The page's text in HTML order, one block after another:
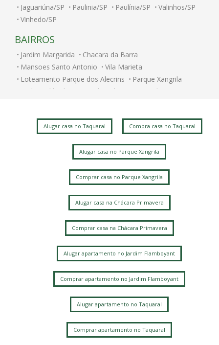
Jaguariúna/SP
Paulinia/SP Paulínia/SP
Valinhos/SP
Vinhedo/SP
BAIRROS
Jardim Margarida
Chacara da Barra
Mansoes Santo Antonio
Vila Marieta
Loteamento Parque dos Alecrins
Parque Xangrila
Jardim Nilópolis
Caminhos de San Conrado (Sousas)
Cidade Universitária
Parque das Flores
Loteamento Santa Ana do Atibaia (Sousas)
Loteamento Residencial Pedra Alta (Sousas)
Bairro das Palmeiras
Loteamento Alphaville Campinas
Jardim Chapadão
Fazenda Santa Cândida
Loteamento Caminhos de São Conrado (Sousas)
Ville Sainte Hélène
Vila Mimosa
Jardim Chapadao
Jardim Pauliceia
Vila Rossi Borghi e Siqueira
Barao Geraldo
Jardim Proença
Jardim das Paineiras
Parque Santa Bárbara
Jardim Flamboyant
Chácara Primavera
Loteamento Residencial Entre Verdes (Sousas)
Barão Geraldo
Taquaral
Jardim Santa Marcelina
Chacara Santa Margarida
Parque Taquaral
Bosque
Alugar casa no Taquaral Compra casa no Taquaral
Alugar casa no Parque Xangrila
Comprar casa no Parque Xangrila
Alugar casa na Chácara Primavera
Comprar casa na Chácara Primavera
Alugar apartamento no Jardim Flamboyant
Comprar apartamento no Jardim Flamboyant
Alugar apartamento no Taquaral
Comprar apartamento no Taquaral